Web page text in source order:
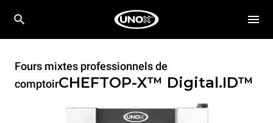
Fours mixtes professionnels de
comptoirCHEFTOP-X™ Digital.ID™